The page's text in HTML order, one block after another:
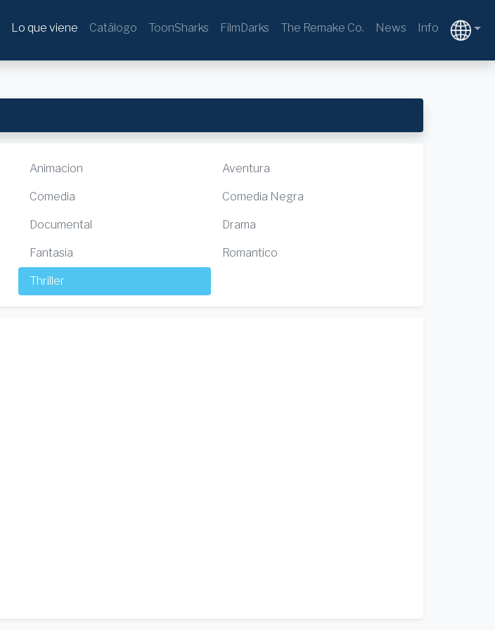
Lo que viene Catálogo ToonSharks FilmDarks The Remake Co. News Info
Animacion Aventura
Comedia Comedia Negra
Documental Drama
Fantasia Romantico
Thriller